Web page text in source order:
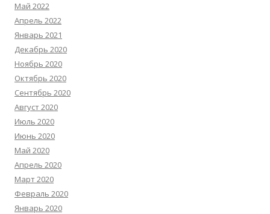
Май 2022
Апрель 2022
Январь 2021
Декабрь 2020
Ноябрь 2020
Октябрь 2020
Сентябрь 2020
Август 2020
Июль 2020
Июнь 2020
Май 2020
Апрель 2020
Март 2020
Февраль 2020
Январь 2020